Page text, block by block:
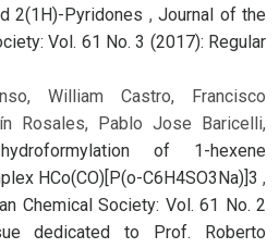
2(1H)-Pyridones , Journal of the
Vol. 61 No. 3 (2017): Regular
William Castro, Francisco
Rosales, Pablo Jose Baricelli,
of 1-hexene
HCo(CO)[P(o-C6H4SO3Na)]3 ,
Chemical Society: Vol. 61 No. 2
dedicated to Prof. Roberto